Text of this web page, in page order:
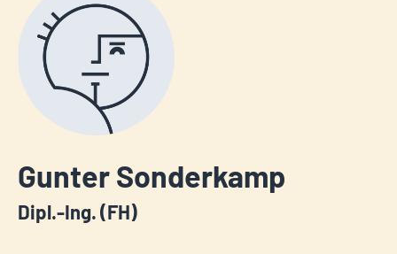
Gunter Sonderkamp
Dipl.-Ing. (FH)